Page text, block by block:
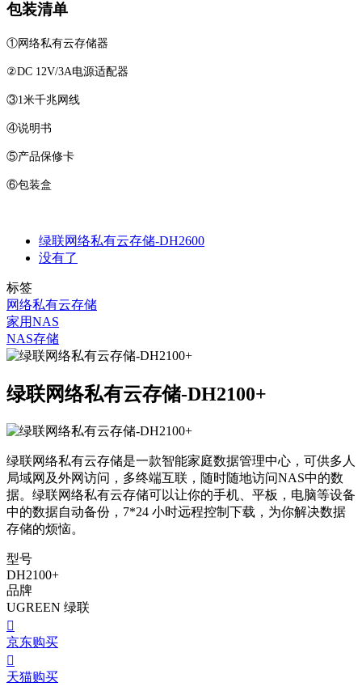
包装清单
①网络私有云存储器
②DC 12V/3A电源适配器
③1米千兆网线
④说明书
⑤产品保修卡
⑥包装盒
绿联网络私有云存储-DH2600
没有了
标签
网络私有云存储
家用NAS
NAS存储
绿联网络私有云存储-DH2100+
绿联网络私有云存储是一款智能家庭数据管理中心，可供多人
局域网及外网访问，多终端互联，随时随地访问NAS中的数
据。绿联网络私有云存储可以让你的手机、平板，电脑等设备
中的数据自动备份，7*24 小时远程控制下载，为你解决数据
存储的烦恼。
型号
DH2100+
品牌
UGREEN 绿联

京东购买

天猫购买